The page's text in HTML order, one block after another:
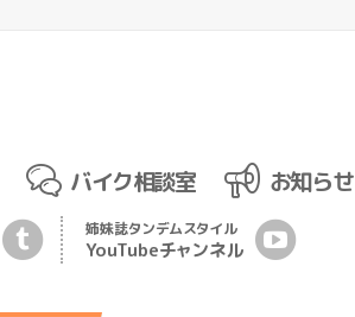
バイク相談室
お知らせ
姉妹誌タンデムスタイル
YouTubeチャンネル